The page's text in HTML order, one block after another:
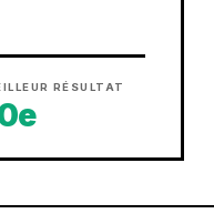
RÉSULTAT